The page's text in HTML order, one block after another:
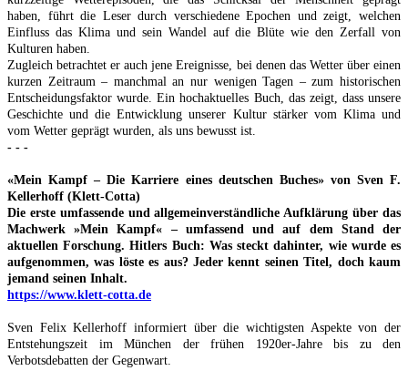
haben, führt die Leser durch verschiedene Epochen und zeigt, welchen
Einfluss das Klima und sein Wandel auf die Blüte wie den Zerfall von
Kulturen haben.
Zugleich betrachtet er auch jene Ereignisse, bei denen das Wetter über einen
kurzen Zeitraum – manchmal an nur wenigen Tagen – zum historischen
Entscheidungsfaktor wurde. Ein hochaktuelles Buch, das zeigt, dass unsere
Geschichte und die Entwicklung unserer Kultur stärker vom Klima und
vom Wetter geprägt wurden, als uns bewusst ist.
- - -
«Mein Kampf – Die Karriere eines deutschen Buches» von Sven F.
Kellerhoff (Klett-Cotta)
Die erste umfassende und allgemeinverständliche Aufklärung über das
Machwerk »Mein Kampf« – umfassend und auf dem Stand der
aktuellen Forschung. Hitlers Buch: Was steckt dahinter, wie wurde es
aufgenommen, was löste es aus? Jeder kennt seinen Titel, doch kaum
jemand seinen Inhalt.
https://www.klett-cotta.de
Sven Felix Kellerhoff informiert über die wichtigsten Aspekte von der
Entstehungszeit im München der frühen 1920er-Jahre bis zu den
Verbotsdebatten der Gegenwart.